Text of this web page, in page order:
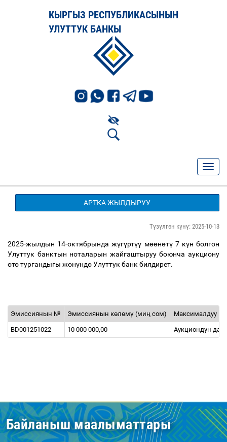
КЫРГЫЗ РЕСПУБЛИКАСЫНЫН
УЛУТТУК БАНКЫ
АРТКА ЖЫЛДЫРУУ
Түзүлгөн күнү: 2025-10-13
2025-жылдын 14-октябрында жүгүртүү мөөнөтү7 күн болгон
Улуттук банктын ноталарын жайгаштыруу боюнча аукциону
өтөтургандыгы жөнүндөУлуттук банк билдирет.
Эмиссиянын № Эмиссиянын көлөмү (миң сом) Максималдуу
BD001251022 10 000 000,00 Аукциондун
Байланыш маалыматтары